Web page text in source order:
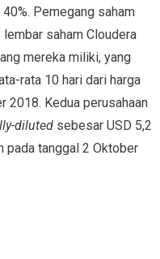
Pemegang saham
saham Cloudera
mereka miliki, yang
rata 10 hari dari harga
2018. Kedua perusahaan
dilutedsebesar USD 5,2
pada tanggal 2 Oktober